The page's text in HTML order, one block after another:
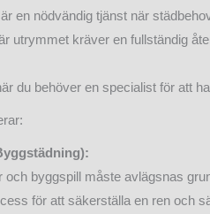
en nödvändig tjänst när
utrymmet kräver en fullständig
du behöver en specialist för att
och byggspill måste avlägsnas
för att säkerställa en ren och